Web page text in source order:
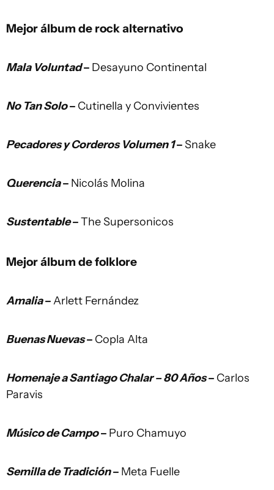
Mejor álbum de rock alternativo
Mala Voluntad– Desayuno Continental
No Tan Solo– Cutinella y Convivientes
Pecadores y Corderos Volumen 1–Snake
Querencia– Nicolás Molina
Sustentable–The Supersonicos
Mejor álbum de folklore
Amalia–Arlett Fernández
Buenas Nuevas– Copla Alta
Homenaje a Santiago Chalar – 80 Años– Carlos
Paravis
Músico de Campo– Puro Chamuyo
Semilla de Tradición– Meta Fuelle